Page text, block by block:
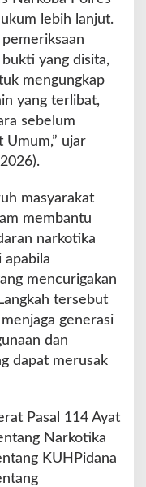
lebih lanjut.
yang disita,
mengungkap
yang terlibat,
sebelum
Umum,” ujar
masyarakat
membantu
narkotika
apabila
mencurigakan
tersebut
generasi
dan
dapat merusak
Pasal 114 Ayat
Narkotika
KUHPidana